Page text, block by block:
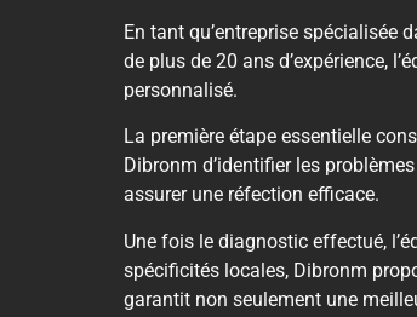
En tant qu’entreprise spécialisée
de plus de 20 ans d’expérience,
personnalisé.
La première étape essentielle
Dibronm d’identifier les
assurer une réfection efficace.
Une fois le diagnostic effectué,
spécificités locales, Dibronm
garantit non seulement une